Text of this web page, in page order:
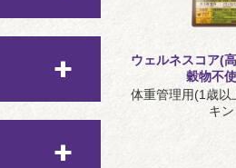
ウェルネスコア(
穀物不
体重管理用(1歳
キン